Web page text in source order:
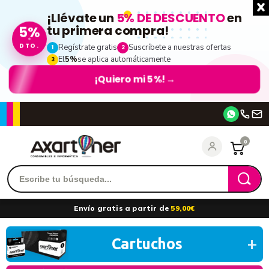
5%
DTO.
¡Llévate un 5% DE DESCUENTOen
tu primera compra!
1 Regístrate gratis 2 Suscríbete a nuestras ofertas
3 El5%se aplica automáticamente
¡Quiero mi 5%! →
entrar
0
Envío gratis a partir de 59,00€
Cartuchos